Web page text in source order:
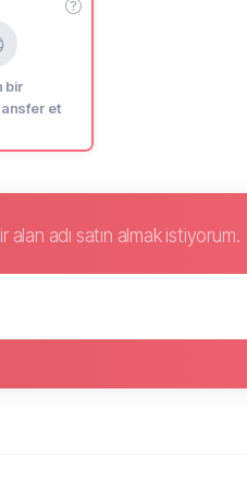
bir
et
alan adı satın almak istiyorum.